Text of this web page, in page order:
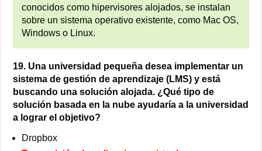
conocidos como hipervisores alojados, se instalan
sobre un sistema operativo existente, como Mac OS,
Windows o Linux.
19. Una universidad pequeña desea implementar un
sistema de gestión de aprendizaje (LMS) y está
buscando una solución alojada. ¿Qué tipo de
solución basada en la nube ayudaría a la universidad
a lograr el objetivo?
Dropbox